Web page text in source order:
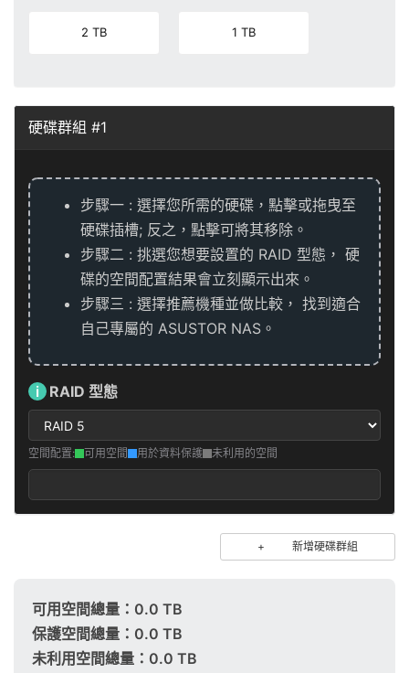
2 TB 1 TB
硬碟群組 #1
步驟一 : 選擇您所需的硬碟，點擊或拖曳至
硬碟插槽; 反之，點擊可將其移除。
步驟二 : 挑選您想要設置的 RAID 型態， 硬
碟的空間配置結果會立刻顯示出來。
步驟三 : 選擇推薦機種並做比較， 找到適合
自己專屬的 ASUSTOR NAS。
i RAID 型態
空間配置: 可用空間 用於資料保護 未利用的空間
+ 新增硬碟群組
可用空間總量： 0.0 TB
保護空間總量： 0.0 TB
未利用空間總量： 0.0 TB